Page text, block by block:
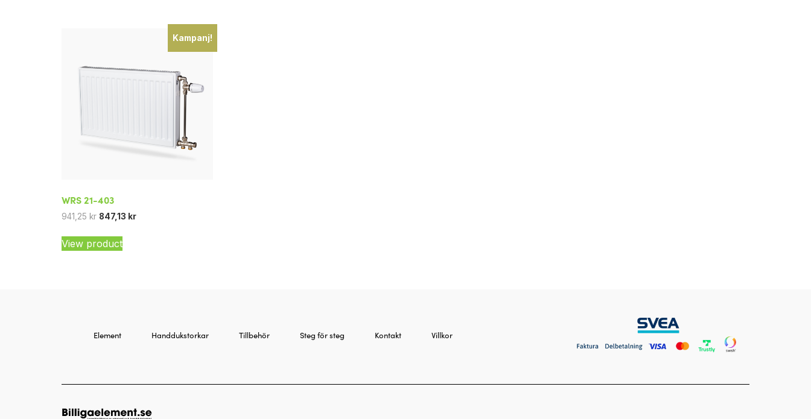
Kampanj!
WRS 21-403
941,25 kr 847,13 kr
View product
Element Handdukstorkar Tillbehör Steg för steg Kontakt Villkor